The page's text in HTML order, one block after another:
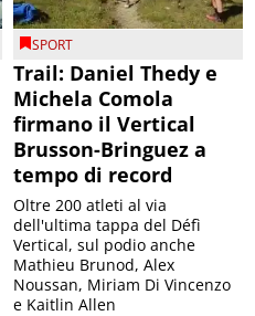
SPORT
Trail: Daniel Thedy e
Michela Comola
firmano il Vertical
Brusson-Bringuez a
tempo di record
Oltre 200 atleti al via
dell'ultima tappa del Défì
Vertical, sul podio anche
Mathieu Brunod, Alex
Noussan, Miriam Di Vincenzo
e Kaitlin Allen